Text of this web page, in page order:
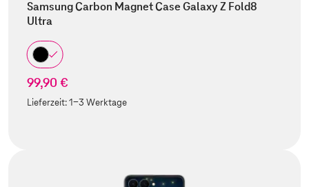
Samsung Carbon Magnet Case Galaxy Z Fold8
Ultra
99,90 €
Lieferzeit:1-3 Werktage